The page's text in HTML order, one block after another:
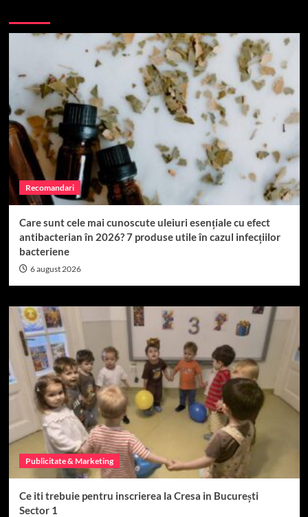
Recomandari
Care sunt cele mai cunoscute uleiuri esențiale cu efect
antibacterian în 2026? 7 produse utile în cazul infecțiilor
bacteriene
6 august 2026
Publicitate & Marketing
Ce iti trebuie pentru inscrierea la Cresa in București
Sector 1